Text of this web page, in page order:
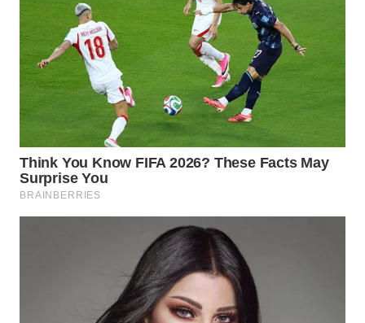
WN
PAKPAK
WN
KARAWANG
WN
BEKASI
WN